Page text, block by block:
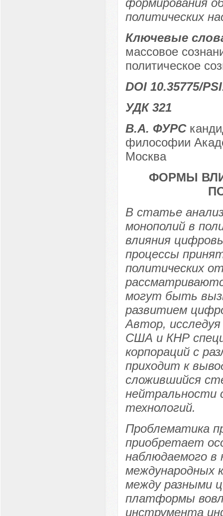
формирования
политических
Ключевые
массовое
политическое
DOI 10.35775/
УДК 321
В.А. ФУРС
философии
Москва
ФОРМЫ
В статье
монополий в
влияния
процессы
политических
могут быть
развитием
Автор, исследуя
США и КНР
корпораций с
приходит к
сложившийся
нейтральности
технологий.
Проблематика
приобретает
наблюдаемого в
международных
между разными
платформы
инструмента